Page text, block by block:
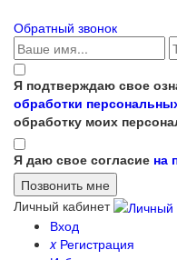
Обратный звонок
Я подтверждаю свое
обработки
обработку моих
Я даю свое согласие на
Личный кабинет
Вход
xРегистрация